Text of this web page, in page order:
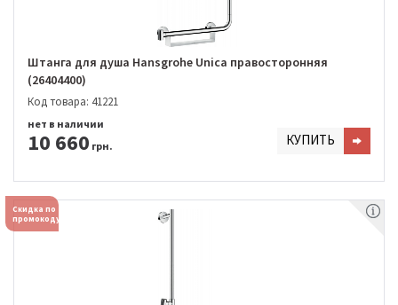
Штанга для душа Hansgrohe Unica правосторонняя
(26404400)
Код товара: 41221
10 660 грн.
нет в наличии
КУПИТЬ
Скидка по
промокоду